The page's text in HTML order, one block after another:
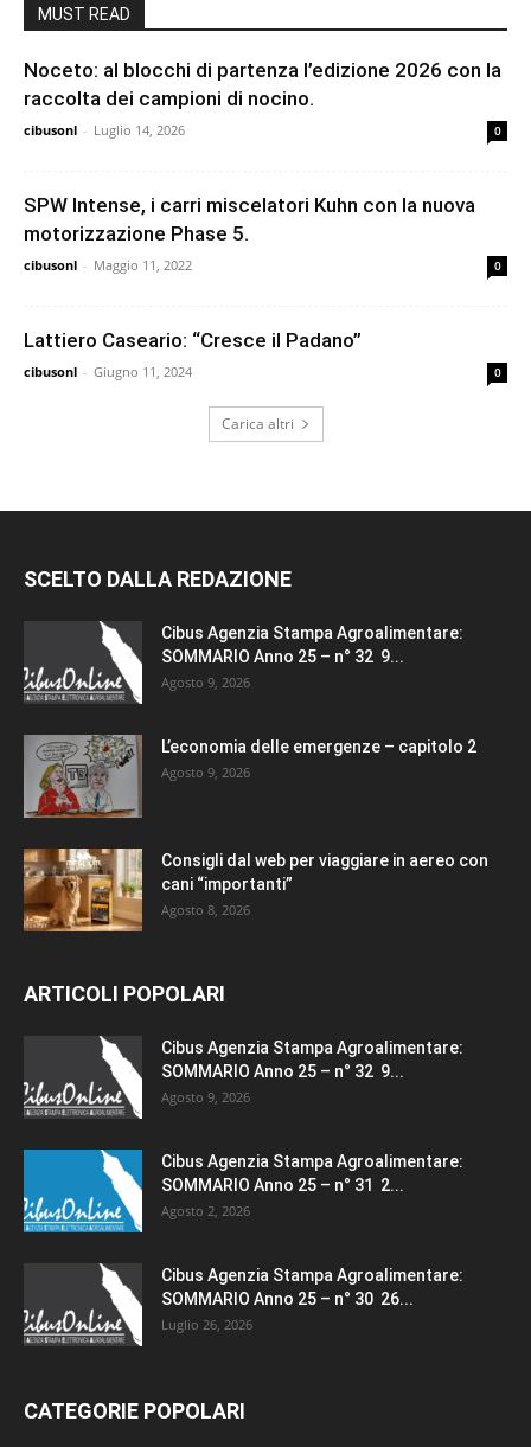
MUST READ
Noceto: al blocchi di partenza l’edizione 2026 con la
raccolta dei campioni di nocino.
cibusonl - Luglio 14, 2026 0
SPW Intense, i carri miscelatori Kuhn con la nuova
motorizzazione Phase 5.
cibusonl - Maggio 11, 2022 0
Lattiero Caseario: “Cresce il Padano”
cibusonl - Giugno 11, 2024 0
Carica altri
SCELTO DALLA REDAZIONE
Cibus Agenzia Stampa Agroalimentare:
SOMMARIO Anno 25 – n° 32 9...
Agosto 9, 2026
L’economia delle emergenze – capitolo 2
Agosto 9, 2026
Consigli dal web per viaggiare in aereo con
cani “importanti”
Agosto 8, 2026
ARTICOLI POPOLARI
Cibus Agenzia Stampa Agroalimentare:
SOMMARIO Anno 25 – n° 32 9...
Agosto 9, 2026
Cibus Agenzia Stampa Agroalimentare:
SOMMARIO Anno 25 – n° 31 2...
Agosto 2, 2026
Cibus Agenzia Stampa Agroalimentare:
SOMMARIO Anno 25 – n° 30 26...
Luglio 26, 2026
CATEGORIE POPOLARI